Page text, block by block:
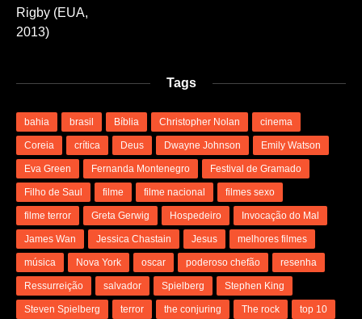
Tags
bahia brasil Bíblia Christopher Nolan cinema
Coreia crítica Deus Dwayne Johnson Emily Watson
Eva Green Fernanda Montenegro Festival de Gramado
Filho de Saul filme filme nacional filmes sexo
filme terror Greta Gerwig Hospedeiro Invocação do Mal
James Wan Jessica Chastain Jesus melhores filmes
música Nova York oscar poderoso chefão resenha
Ressurreição salvador Spielberg Stephen King
Steven Spielberg terror the conjuring The rock top 10